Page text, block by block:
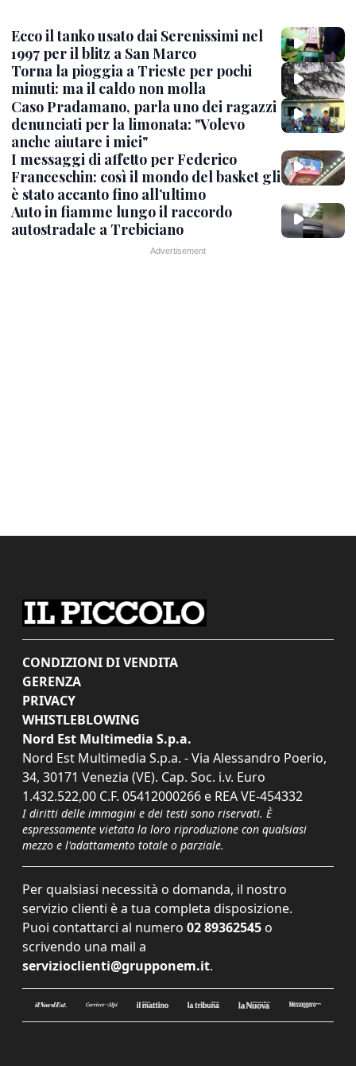
Ecco il tanko usato dai Serenissimi nel
1997 per il blitz a San Marco
Torna la pioggia a Trieste per pochi
minuti: ma il caldo non molla
Caso Pradamano, parla uno dei ragazzi
denunciati per la limonata: "Volevo
anche aiutare i miei"
I messaggi di affetto per Federico
Franceschin: così il mondo del basket gli
è stato accanto fino all’ultimo
Auto in fiamme lungo il raccordo
autostradale a Trebiciano
CONDIZIONI DI VENDITA
GERENZA
PRIVACY
WHISTLEBLOWING
Nord Est Multimedia S.p.a.
Nord Est Multimedia S.p.a. - Via Alessandro Poerio,
34, 30171 Venezia (VE). Cap. Soc. i.v. Euro
1.432.522,00 C.F. 05412000266 e REA VE-454332
I diritti delle immagini e dei testi sono riservati. È
espressamente vietata la loro riproduzione con qualsiasi
mezzo e l'adattamento totale o parziale.
Per qualsiasi necessità o domanda, il nostro
servizio clienti è a tua completa disposizione.
Puoi contattarci al numero 02 89362545 o
scrivendo una mail a
servizioclienti@grupponem.it.